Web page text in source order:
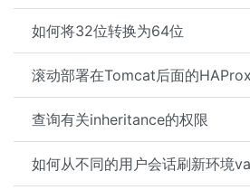
如何将32位转换为64位
滚动部署在Tomcat后面的
查询有关inheritance的权限
如何从不同的用户会话刷新环境